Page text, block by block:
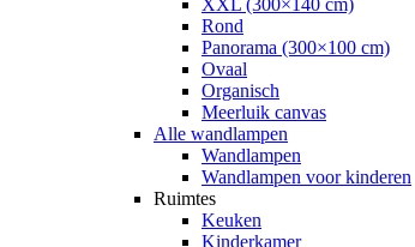
Rond
Panorama (300×100 cm)
Ovaal
Organisch
Meerluik canvas
Alle wandlampen
Wandlampen
Wandlampen voor kinderen
Ruimtes
Keuken
Kinderkamer